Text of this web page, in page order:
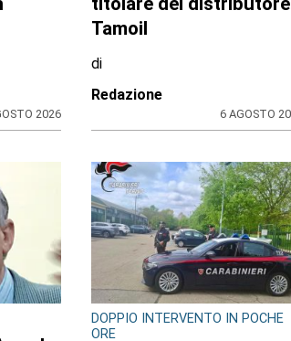
titolare del distributore
Tamoil
di
Redazione
DOPPIO INTERVENTO IN POCHE